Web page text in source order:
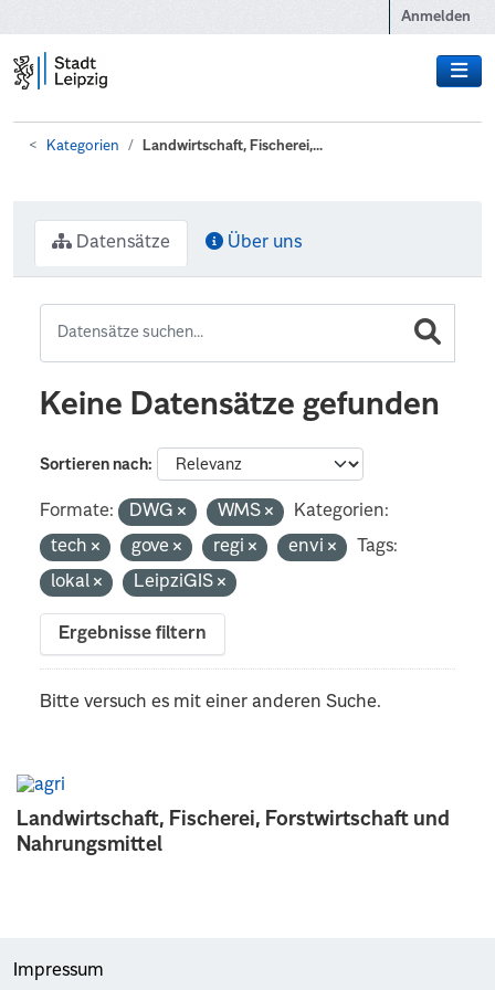
Anmelden
Kategorien Landwirtschaft, Fischerei,...
Landwirtschaft, Fischerei, Forstwirtschaft und
Nahrungsmittel
Datensätze Über uns
Keine Datensätze gefunden
Sortieren nach
Formate: DWG WMS
Kategorien:
tech
gove regi envi
Tags:
lokal
LeipziGIS
Ergebnisse filtern
Bitte versuch es mit einer anderen Suche.
Impressum